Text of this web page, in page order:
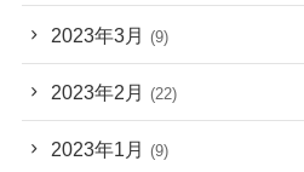
2023年3月 (9)
2023年2月 (22)
2023年1月 (9)